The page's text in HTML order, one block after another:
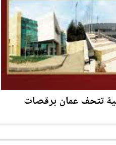
تتحف عمان برقصات